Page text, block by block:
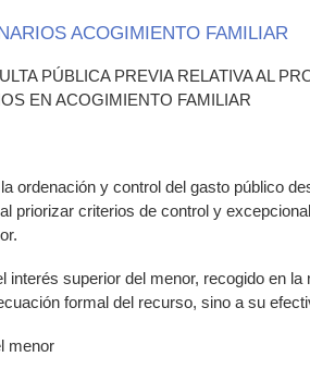
ACOGIMIENTO FAMILIAR
PÚBLICA PREVIA RELATIVA AL
EN ACOGIMIENTO FAMILIAR
ordenación y control del gasto público
priorizar criterios de control y
interés superior del menor, recogido en
formal del recurso, sino a su
menor